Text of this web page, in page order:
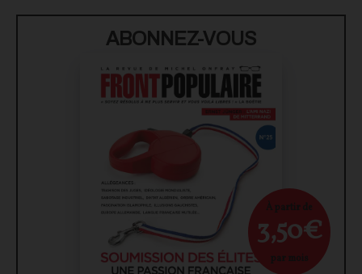
ABONNEZ-VOUS
À partir de
3,50€
par mois